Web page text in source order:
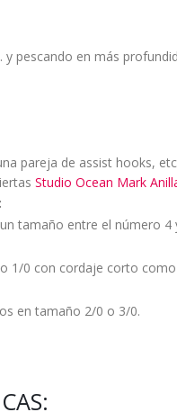
y pescando en más
pareja de assist hooks,
Studio Ocean Mark
tamaño entre el número 4
1/0 con cordaje corto
en tamaño 2/0 o 3/0.